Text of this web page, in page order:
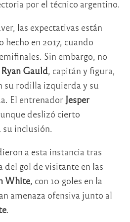
por el técnico argentino.
las expectativas están
en 2017, cuando
Sin embargo, no
Ryan Gauld, capitán y figura,
su rodilla izquierda y su
El entrenador Jesper
deslizó cierto
inclusión.
a esta instancia tras
del gol de visitante en las
White, con 10 goles en la
amenaza ofensiva junto al
.